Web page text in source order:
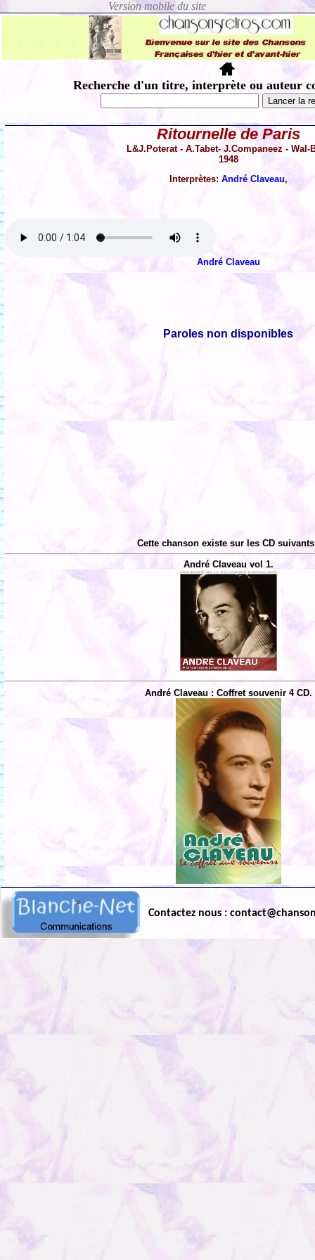
Recherche d'un titre, interprète ou auteur
Ritournelle de Paris
L&J.Poterat - A.Tabet- J.Companeez - Wal-
1948
Interprètes: André Claveau,
André Claveau
Paroles non disponibles
Cette chanson existe sur les CD
André Claveau vol 1.
André Claveau : Coffret souvenir 4 CD.
Contactez nous :